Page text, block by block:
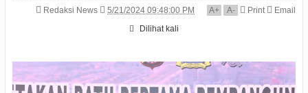
Redaksi News 5/21/2024 09:48:00 PM A+ A- Print
Email
Dilihat kali